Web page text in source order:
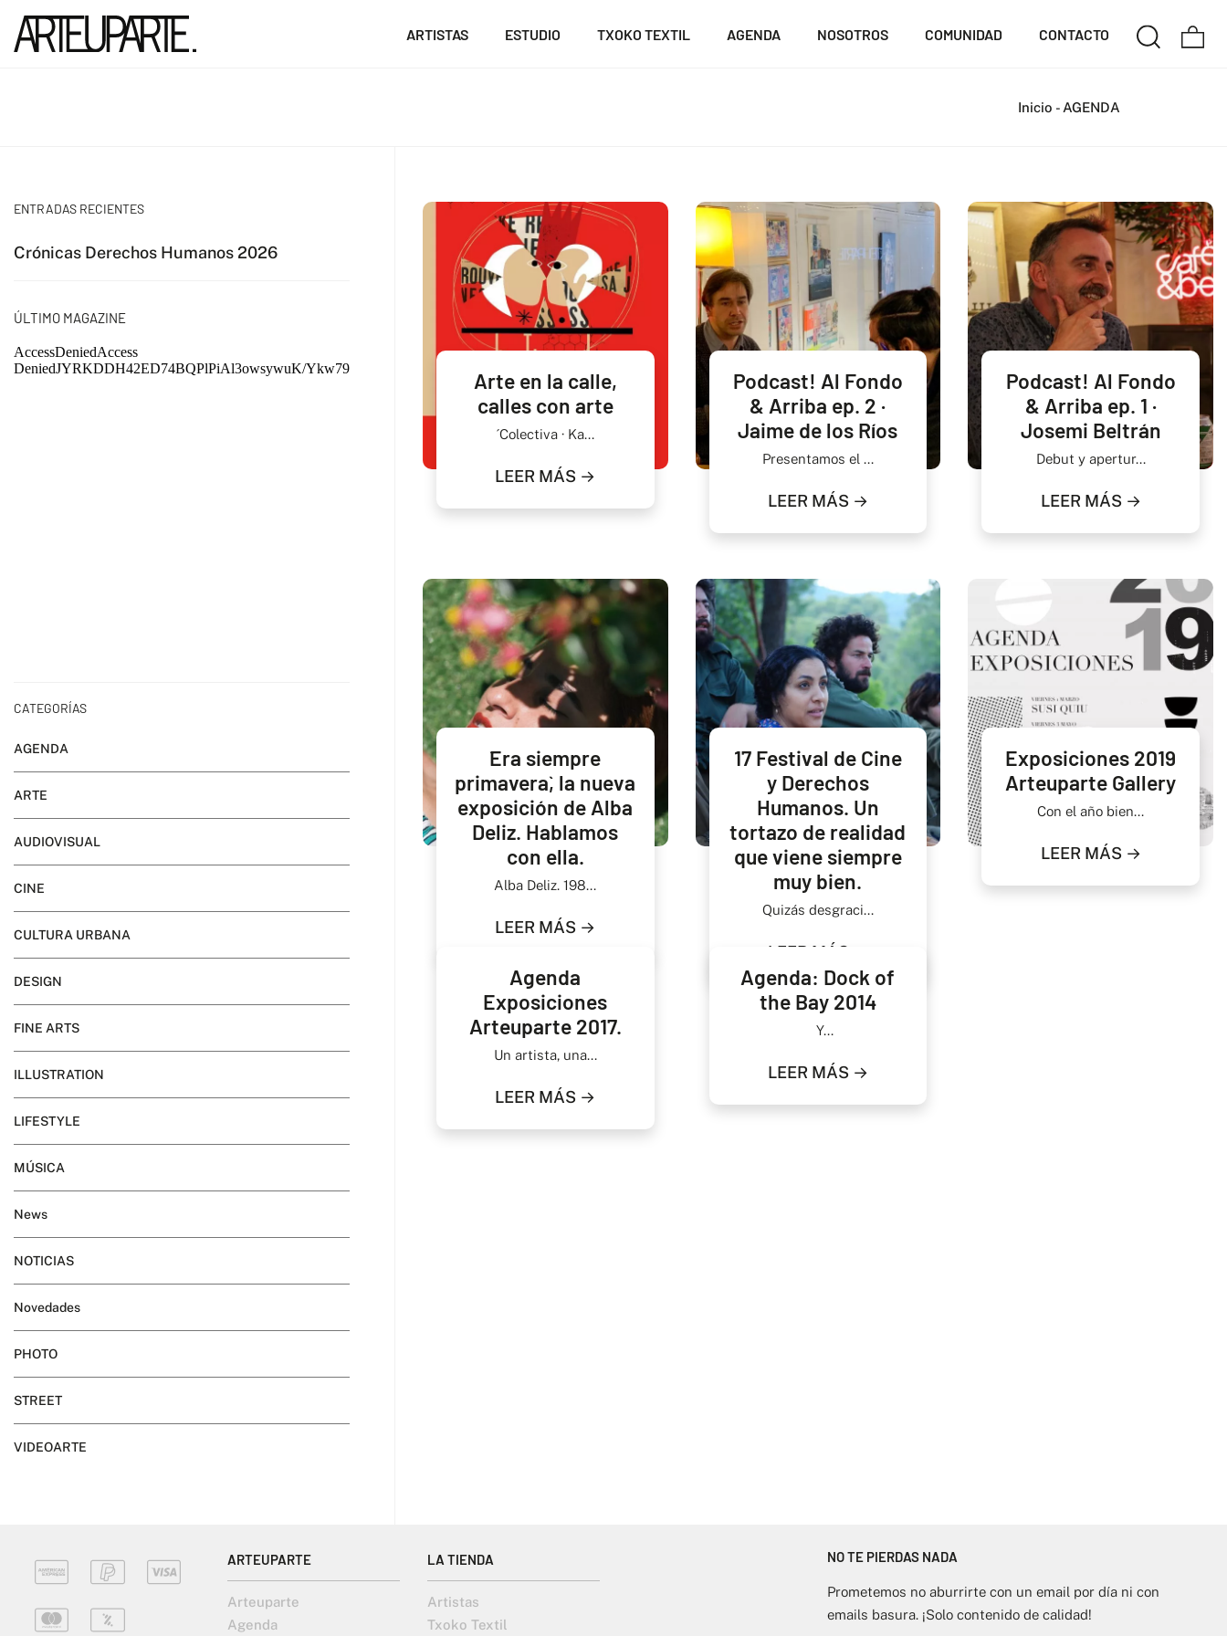
ARTISTAS ESTUDIO TXOKO TEXTIL AGENDA NOSOTROS COMUNIDAD CONTACTO
Inicio - AGENDA
Arte en la calle,
calles con arte
´Colectiva · Ka...
LEER MÁS →
Podcast! Al Fondo
& Arriba ep. 2 ·
Jaime de los Ríos
Presentamos el ...
LEER MÁS →
Podcast! Al Fondo
& Arriba ep. 1 ·
Josemi Beltrán
Debut y apertur...
LEER MÁS →
`Era siempre
primavera`, la nueva
exposición de Alba
Deliz. Hablamos
con ella.
Alba Deliz. 198...
LEER MÁS →
17 Festival de Cine
y Derechos
Humanos. Un
tortazo de realidad
que viene siempre
muy bien.
Quizás desgraci...
LEER MÁS →
Exposiciones 2019
Arteuparte Gallery
Con el año bien...
LEER MÁS →
Agenda
Exposiciones
Arteuparte 2017.
Un artista, una...
LEER MÁS →
Agenda: Dock of
the Bay 2014
Y...
LEER MÁS →
ENTRADAS RECIENTES
Crónicas Derechos Humanos 2026
ÚLTIMO MAGAZINE
CATEGORÍAS
AGENDA
ARTE
AUDIOVISUAL
CINE
CULTURA URBANA
DESIGN
FINE ARTS
ILLUSTRATION
LIFESTYLE
MÚSICA
News
NOTICIAS
Novedades
PHOTO
STREET
VIDEOARTE
ARTEUPARTE
Arteuparte
Agenda
LA TIENDA
Artistas
Txoko Textil
NO TE PIERDAS NADA
Prometemos no aburrirte con un email por día ni con
emails basura. ¡Solo contenido de calidad!